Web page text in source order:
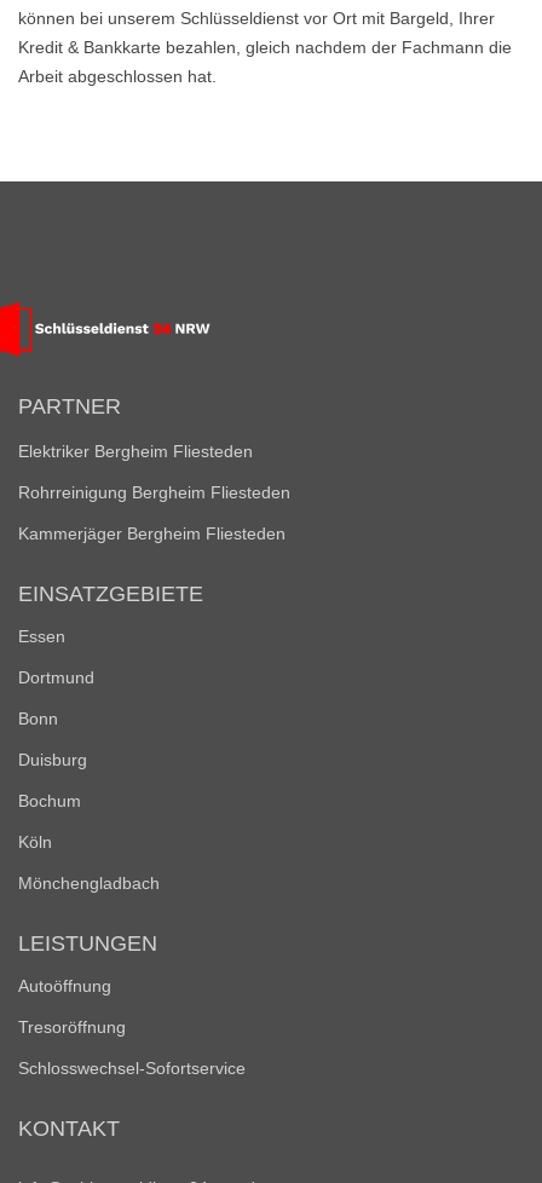
können bei unserem Schlüsseldienst vor Ort mit Bargeld, Ihrer
Kredit & Bankkarte bezahlen, gleich nachdem der Fachmann die
Arbeit abgeschlossen hat.
PARTNER
Elektriker Bergheim Fliesteden
Rohrreinigung Bergheim Fliesteden
Kammerjäger Bergheim Fliesteden
EINSATZGEBIETE
Essen
Dortmund
Bonn
Duisburg
Bochum
Köln
Mönchengladbach
LEISTUNGEN
Autoöffnung
Tresoröffnung
Schlosswechsel-Sofortservice
KONTAKT